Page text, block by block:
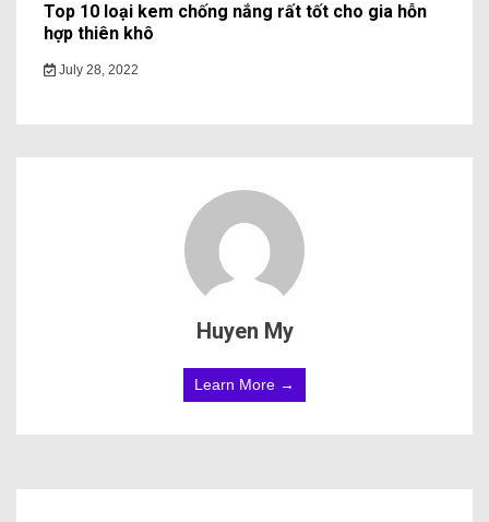
Top 10 loại kem chống nắng rất tốt cho gia hỗn
hợp thiên khô
July 28, 2022
Huyen My
Learn More →